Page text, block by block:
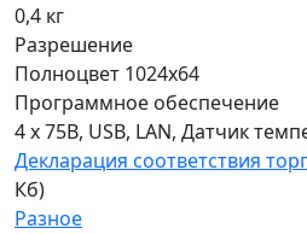
0,4 кг
Разрешение
Полноцвет 1024x64
Программное обеспечение
4 x 75B, USB, LAN, Датчик
Декларация соответствия
Кб)
Разное